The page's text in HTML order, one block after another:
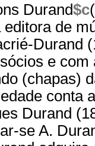
Durand$c
editora de
Durand
e
(chapas)
conta
Durand
se A.